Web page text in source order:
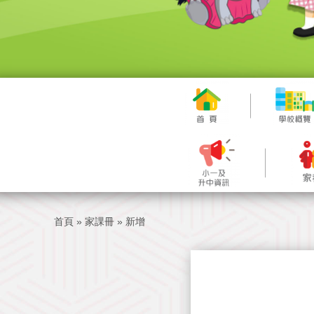
首頁 » 家課冊 » 新增